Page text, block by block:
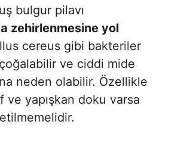
bulgur pilavı
zehirlenmesine yol
cereus gibi bakteriler
ve ciddi mide
neden olabilir. Özellikle
ve yapışkan doku varsa